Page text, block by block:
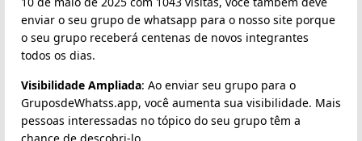
enviar o seu grupo de whatsapp para o nosso site porque
o seu grupo receberá centenas de novos integrantes
todos os dias.
Visibilidade Ampliada: Ao enviar seu grupo para o
GruposdeWhatss.app, você aumenta sua visibilidade. Mais
pessoas interessadas no tópico do seu grupo têm a